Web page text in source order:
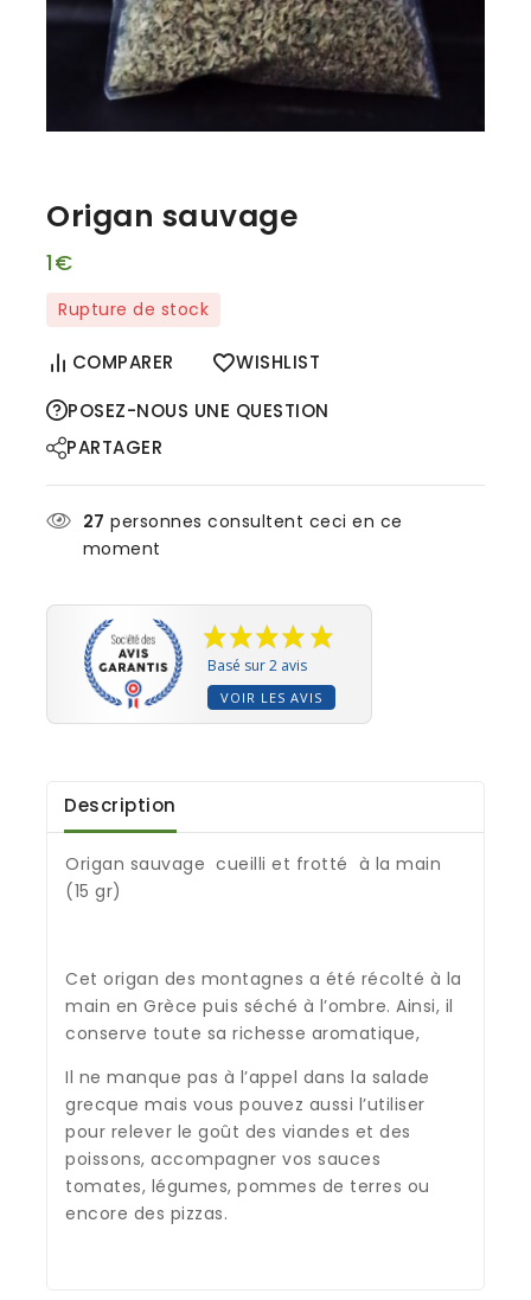
Origan sauvage
1€
Rupture de stock
COMPARER
WISHLIST
POSEZ-NOUS UNE QUESTION
PARTAGER
27 personnes consultent ceci en ce
moment
Basé sur 2 avis
VOIR LES AVIS
Description
Origan sauvage cueilli et frotté à la main
(15 gr)
Cet origan des montagnes a été récolté à la
main en Grèce puis séché à l’ombre. Ainsi, il
conserve toute sa richesse aromatique,
Il ne manque pas à l’appel dans la salade
grecque mais vous pouvez aussi l’utiliser
pour relever le goût des viandes et des
poissons, accompagner vos sauces
tomates, légumes, pommes de terres ou
encore des pizzas.